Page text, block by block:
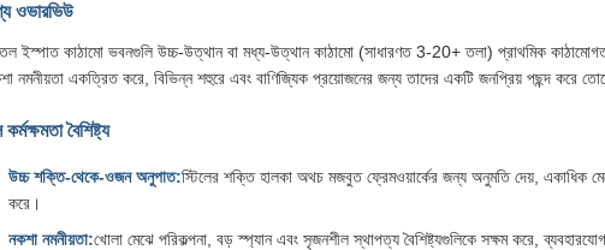
ওভারভিউ
ইস্পাত কাঠামো ভবনগুলি উচ্চ-উত্থান বা মধ্য-উত্থান কাঠামো (সাধারণত 3-20+ তলা) প্রাথমিক
নমনীয়তা একত্রিত করে, বিভিন্ন শহুরে এবং বাণিজ্যিক প্রয়োজনের জন্য তাদের একটি জনপ্রিয় পছন্দ করে
বৈশিষ্ট্য
উচ্চ শক্তি-থেকে-ওজন অনুপাত:স্টিলের শক্তি হালকা অথচ মজবুত ফ্রেমওয়ার্কের জন্য অনুমতি দেয়, একাধিক
করে।
নকশা নমনীয়তা:খোলা মেঝে পরিকল্পনা, বড় স্প্যান এবং সৃজনশীল স্থাপত্য বৈশিষ্ট্যগুলিকে সক্ষম করে,